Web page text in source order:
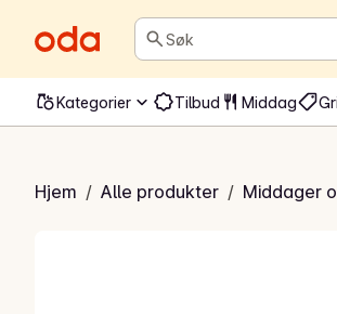
Søk
Kategorier Tilbud Middag
Hjem / Alle produkter / Middager
Calzone